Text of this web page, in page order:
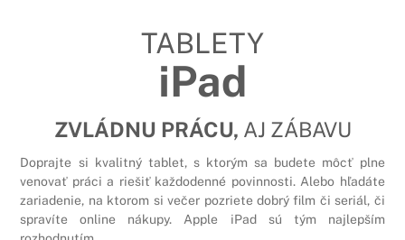
TABLETY
iPad
ZVLÁDNU PRÁCU, AJ ZÁBAVU
Doprajte si kvalitný tablet, s ktorým sa budete môcť plne
venovať práci a riešiť každodenné povinnosti. Alebo hľadáte
zariadenie, na ktorom si večer pozriete dobrý film či seriál, či
spravíte online nákupy. Apple iPad sú tým najlepším